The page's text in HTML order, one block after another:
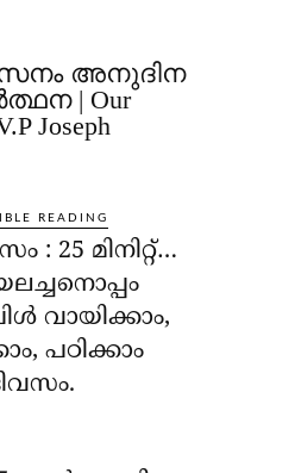
അനുദിന
| Our
Joseph
READING
: 25 മിനിറ്റ്…
വായിക്കാം,
പഠിക്കാം